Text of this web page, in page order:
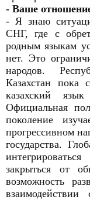
- Ваше
- Я знаю
СНГ, где с
родным языкам
нет. Это
народов.
Казахстан пока
казахский
Официальная
поколение
прогрессивном
государства.
закрыться от
возможность